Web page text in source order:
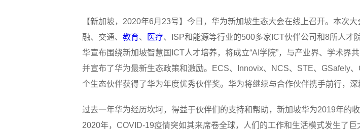
【新加坡，2020年6月23号】今日，华为新加坡生态大会在线上召开。本次
融、交通、 教育、 医疗、ISP和能源等行业的500多家ICT伙伴公司和8所人才
华宣布围绕新加坡智慧国ICT人才培养，将成立“AI学院”，与产业界、学术界
并宣布了华为最新生态政策和激励。ECS、Innovix、NCS、STE、GSafely
个生态伙伴获得了华为年度优秀伙伴奖。华为将继续与合作伙伴携手前行，
过去一年华为经历坎坷，得益于伙伴们的支持和帮助，新加坡华为2019年的
2020年，COVID-19疫情突如其来席卷全球，人们的工作和生活模式发生了